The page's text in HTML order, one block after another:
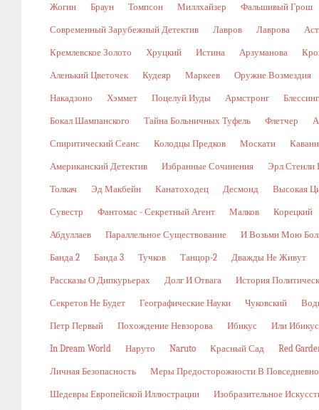
Жогин Браун Томпсон Миллхайзер Фальшивый Грош
Современный Зарубежный Детектив Лавров Лаврова
Кремлевское Золото Хруцкий Истина Арзуманова
Аленький Цветочек Кудеяр Маркеев Оружие Возмездия
Накадзоно Хэммет Поцелуй Иуды Армстронг
Бокал Шампанского Тайна Больничных Туфель Флетчер
Спиритический Сеанс Колодцы Предков Москати Кавани
Американский Детектив Избранные Сочинения Эрл Стенли
Толкач Эд Макбейн Канатоходец Десмонд Высокая
Сувестр Фантомас - Секретный Агент Малков Корецкий
Абдуллаев Параллельное Существование И Возьми Мою
Банда 2 Банда 3 Тучков Танцор-2 Дважды Не Живут
Рассказы О Дипкурьерах Долг И Отвага История
Секретов Не Будет Географические Науки Чуковский
Петр Первый Похождение Невзорова Ибикус Или Ибикус
In Dream World Наруто Naruto Красный Сад Red
Личная Безопасность Меры Предосторожности В
Шедевры Европейской Иллюстрации Изобразительное